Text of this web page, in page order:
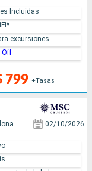
799 +Tasas
Incluidas
excursiones
Off
02/10/2026